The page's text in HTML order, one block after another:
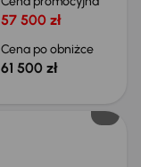
57 500 zł
Cena po obniżce
61 500 zł